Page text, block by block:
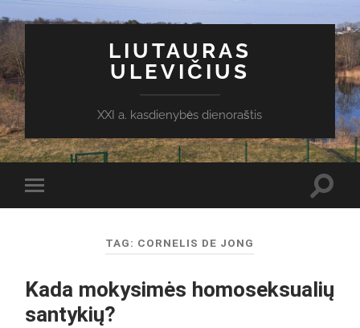
LIUTAURAS
ULEVIČIUS
XXI a. kasdienybės dienoraštis
Toggle
mobile
TAG: CORNELIS DE JONG
Kada mokysimės homoseksualių
santykių?